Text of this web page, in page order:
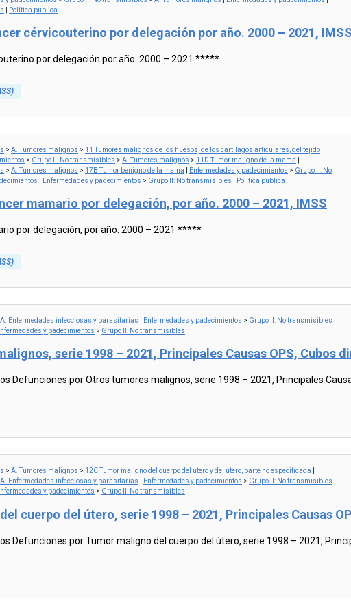
Política pública
cérvicouterino por delegación por año. 2000 – 2021, IMSS
por delegación por año. 2000 – 2021 *****
> A. Tumores malignos > 11 Tumores malignos de los huesos, de los cartílagos articulares, del tejido
> Grupo II: No transmisibles > A. Tumores malignos > 11D Tumor maligno de la mama
> A. Tumores malignos > 17B Tumor benigno de la mama Enfermedades y padecimientos > Grupo II: No
Enfermedades y padecimientos > Grupo II: No transmisibles Política pública
mamario por delegación, por año. 2000 – 2021, IMSS
por delegación, por año. 2000 – 2021 *****
A. Enfermedades infecciosas y parasitarias Enfermedades y padecimientos > Grupo II: No transmisibles
y padecimientos > Grupo II: No transmisibles
serie 1998 – 2021, Principales Causas OPS, Cubos
Defunciones por Otros tumores malignos, serie 1998 – 2021, Principales
> A. Tumores malignos > 12C Tumor maligno del cuerpo del útero y del útero, parte no especificada
A. Enfermedades infecciosas y parasitarias Enfermedades y padecimientos > Grupo II: No transmisibles
y padecimientos > Grupo II: No transmisibles
cuerpo del útero, serie 1998 – 2021, Principales Causas
Defunciones por Tumor maligno del cuerpo del útero, serie 1998 – 2021,